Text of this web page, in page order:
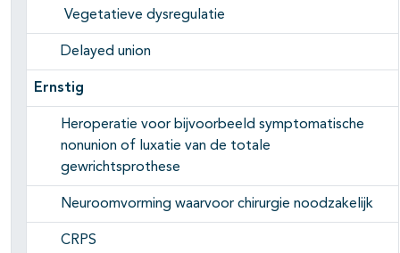
Vegetatieve dysregulatie
Delayed union
Ernstig
Heroperatie voor bijvoorbeeld symptomatische
nonunion of luxatie van de totale
gewrichtsprothese
Neuroomvorming waarvoor chirurgie noodzakelijk
CRPS